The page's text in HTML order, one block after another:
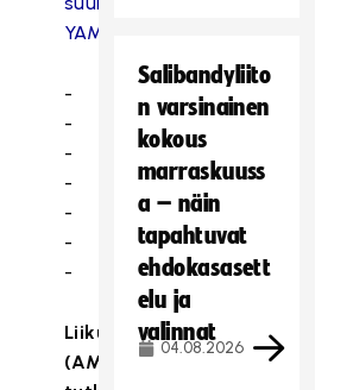
YAMK
-
-
-
-
-
-
-
Liikunnanohjaajan
(AMK)
Salibandyliito
n varsinainen
kokous
marraskuuss
a – näin
tapahtuvat
ehdokasasett
elu ja
valinnat
04.08.2026